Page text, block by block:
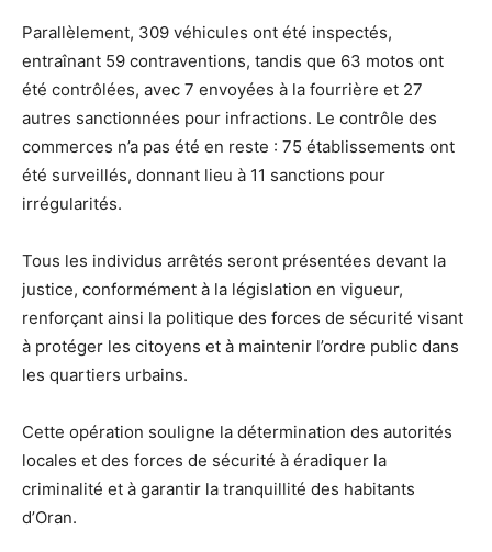
Parallèlement, 309 véhicules ont été inspectés,
entraînant 59 contraventions, tandis que 63 motos ont
été contrôlées, avec 7 envoyées à la fourrière et 27
autres sanctionnées pour infractions. Le contrôle des
commerces n’a pas été en reste : 75 établissements ont
été surveillés, donnant lieu à 11 sanctions pour
irrégularités.
Tous les individus arrêtés seront présentées devant la
justice, conformément à la législation en vigueur,
renforçant ainsi la politique des forces de sécurité visant
à protéger les citoyens et à maintenir l’ordre public dans
les quartiers urbains.
Cette opération souligne la détermination des autorités
locales et des forces de sécurité à éradiquer la
criminalité et à garantir la tranquillité des habitants
d’Oran.